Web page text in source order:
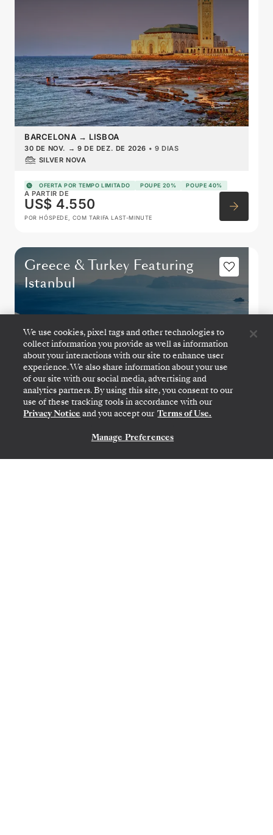
BARCELONA → LISBOA
30 DE NOV. → 9 DE DEZ. DE 2026 • 9 DIAS
SILVER NOVA
OFERTA POR TEMPO LIMITADO POUPE 20% POUPE 40%
A PARTIR DE
US$ 4.550
POR HÓSPEDE, COM TARIFA LAST-MINUTE
Greece & Turkey Featuring
Istanbul
ATENAS (PIREU) → ATENAS (PIREU)
SILVER SPIRIT
We use cookies, pixel tags and other technologies to
collect information you provide as well as information
about your interactions with our site to enhance user
experience. We also share information about your use
of our site with our social media, advertising and
analytics partners. By using this site, you consent to our
use of these tracking tools in accordance with our
Privacy Notice and you accept our Terms of Use.
Manage Preferences